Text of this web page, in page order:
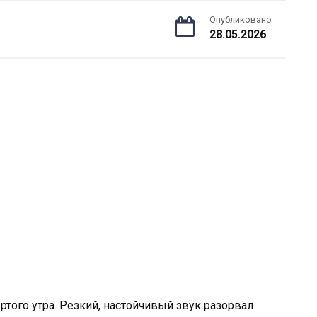
Опубликовано
28.05.2026
утра. Резкий, настойчивый звук разорвал